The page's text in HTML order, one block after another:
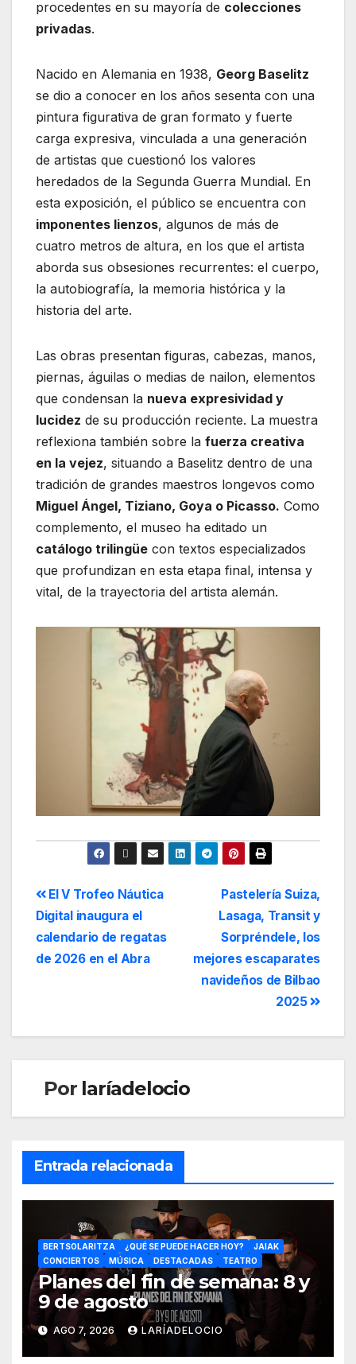
procedentes en su mayoría de colecciones
privadas.
Nacido en Alemania en 1938, Georg Baselitz
se dio a conocer en los años sesenta con una
pintura figurativa de gran formato y fuerte
carga expresiva, vinculada a una generación
de artistas que cuestionó los valores
heredados de la Segunda Guerra Mundial. En
esta exposición, el público se encuentra con
imponentes lienzos, algunos de más de
cuatro metros de altura, en los que el artista
aborda sus obsesiones recurrentes: el cuerpo,
la autobiografía, la memoria histórica y la
historia del arte.
Las obras presentan figuras, cabezas, manos,
piernas, águilas o medias de nailon, elementos
que condensan la nueva expresividad y
lucidez de su producción reciente. La muestra
reflexiona también sobre la fuerza creativa
en la vejez, situando a Baselitz dentro de una
tradición de grandes maestros longevos como
Miguel Ángel, Tiziano, Goya o Picasso. Como
complemento, el museo ha editado un
catálogo trilingüe con textos especializados
que profundizan en esta etapa final, intensa y
vital, de la trayectoria del artista alemán.
Pastelería Suiza,
Lasaga, Transit y
Sorpréndele, los
mejores escaparates
navideños de Bilbao
2025
El V Trofeo Náutica
Digital inaugura el
calendario de regatas
de 2026 en el Abra
Por laríadelocio
Entrada relacionada
BERTSOLARITZA ¿QUÉ SE PUEDE HACER HOY?
JAIAK
CONCIERTOS
MÚSICA DESTACADAS TEATRO
Planes del fin de semana: 8 y
9 de agosto
AGO 7, 2026 LARÍADELOCIO